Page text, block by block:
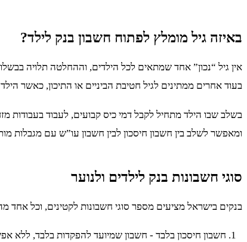
באיזה גיל מומלץ לפתוח חשבון בנק לילד?
בעוד אחרים ממתינים לגיל חטיבת הביניים או התיכון, כאשר
בשלב שבו הילד מתחיל לקבל דמי כיס קבועים, לעבוד בעבודות
ומאפשר לשלב בין חשבון חיסכון לבין חשבון עו”ש עם מגבלות
סוגי חשבונות בנק לילדים ולנוער
בנקים בישראל מציעים מספר סוגי חשבונות לקטינים, וכל אחד
חשבון חיסכון בלבד - חשבון שמיועד להפקדות בלבד, ללא